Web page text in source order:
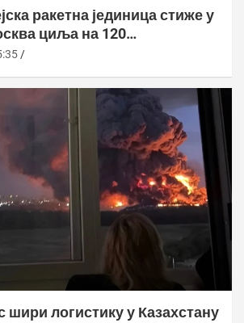
ракетна јединица стиже у
циља на 120
шири логистику у Казахстану